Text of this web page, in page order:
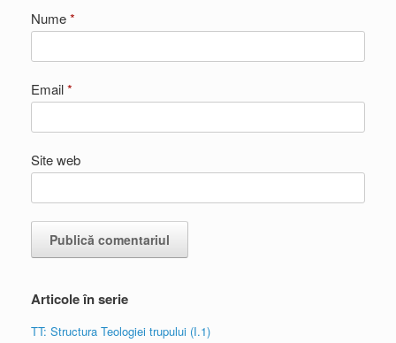
Nume*
Email*
Site web
Articole în serie
TT: Structura Teologiei trupului (I.1)